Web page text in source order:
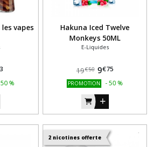
vapes
50 %
Hakuna Iced Twelve
Monkeys 50ML
E-Liquides
19€50 9€75
PROMOTION -50 %
2 nicotines offerte